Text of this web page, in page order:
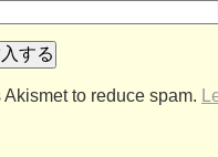
to reduce spam.